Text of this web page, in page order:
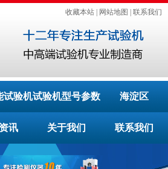
收藏本站 网站地图 联系我们
试验机试验机型号参数 海淀区
讯 关于我们 联系我们